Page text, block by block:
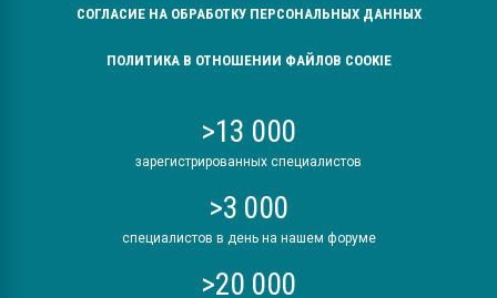
СОГЛАСИЕ НА ОБРАБОТКУ ПЕРСОНАЛЬНЫХ ДАННЫХ
ПОЛИТИКА В ОТНОШЕНИИ ФАЙЛОВ COOKIE
>13 000
зарегистрированных специалистов
>3 000
специалистов в день на нашем форуме
>20 000